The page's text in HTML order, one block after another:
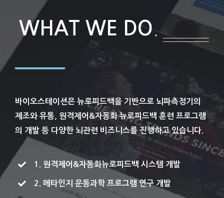
WHAT WE DO
바이오스테이션은 뉴로피드백을 기반으로 뇌파측정기의
제조와 유통, 원격제어&자동화 뉴로피드백 훈련 프로그램
의 개발 등 다양한 뇌관련 비즈니스를 진행하고 있습니다.
1. 원격제어&자동화뉴로피드백 시스템 개발
2. 메타인지 운동과학 프로그램 연구 개발